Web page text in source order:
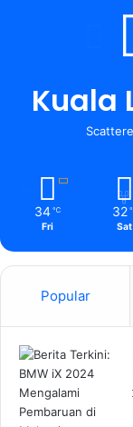
Kuala
34 ℃
Fri
32
Sat
Popular